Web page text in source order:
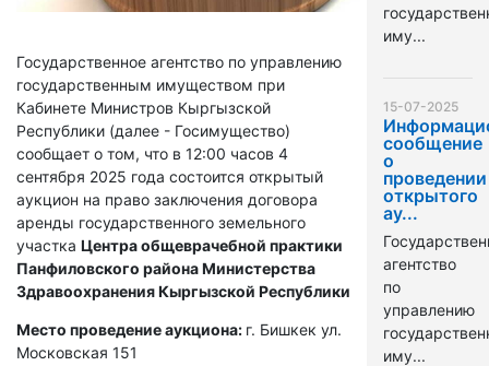
Государственное агентство по управлению
государственным имуществом при
Кабинете Министров Кыргызской
Республики (далее - Госимущество)
сообщает о том, что в 12:00 часов 4
сентября 2025 года состоится открытый
аукцион на право заключения договора
аренды государственного земельного
участка Центра общеврачебной практики
Панфиловского района Министерства
Здравоохранения Кыргызской Республики
Место проведение аукциона: г. Бишкек ул.
Московская 151
иму...
15-07-2025
сообщение
о
проведении
открытого
ау...
агентство
по
управлению
иму...